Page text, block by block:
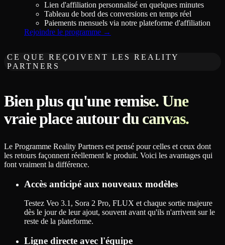
Lien d'affiliation personnalisé en quelques minutes
Tableau de bord des conversions en temps réel
Paiements mensuels via notre plateforme d'affiliation
Rejoindre le programme →
CE QUE REÇOIVENT LES REALITY
PARTNERS
Bien plus qu'une remise. Une
vraie place autour du canvas.
Le Programme Reality Partners est pensé pour celles et ceux dont
les retours façonnent réellement le produit. Voici les avantages qui
font vraiment la différence.
Accès anticipé aux nouveaux modèles
Testez Veo 3.1, Sora 2 Pro, FLUX et chaque sortie majeure
dès le jour de leur ajout, souvent avant qu'ils n'arrivent sur le
reste de la plateforme.
Ligne directe avec l'équipe